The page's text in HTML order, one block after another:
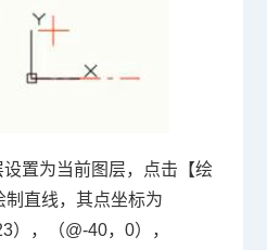
设置为当前图层，点击【绘
制直线，其点坐标为
），（@-40，0），